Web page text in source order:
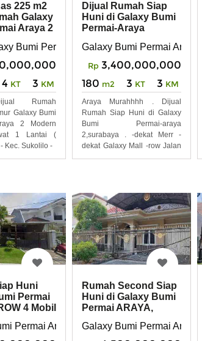
225 m2
Galaxy
Araya 2
Bumi Permai Araya 2
4 KT 3 KM
Rumah
Galaxy Bumi
2 Modern
1 Lantai (
Kec. Sukolilo -
Dijual Rumah Siap
Huni di Galaxy Bumi
Permai-Araya
Galaxy Bumi Permai Araya 2
Rp 3,400,000,000
180 m2 3 KT 3 KM
Araya Murahhhh . Dijual
Rumah Siap Huni di Galaxy
Bumi Permai-araya
2,surabaya . -dekat Merr -
dekat Galaxy Mall -row Jalan
Huni
Permai
4 Mobil
Permai Araya
Rumah Second Siap
Huni di Galaxy Bumi
Permai ARAYA,
Galaxy Bumi Permai Araya